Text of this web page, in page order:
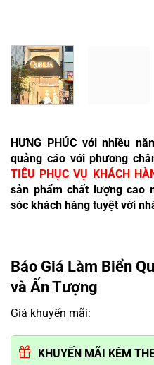
HƯNG PHÚC với nhiều
quảng cáo với phương
TIÊU PHỤC VỤ KHÁCH
sản phẩm chất lượng cao
sóc khách hàng tuyệt vời
Báo Giá Làm Biển
và Ấn Tượng
Giá khuyến mãi:
KHUYẾN MÃI KÈM